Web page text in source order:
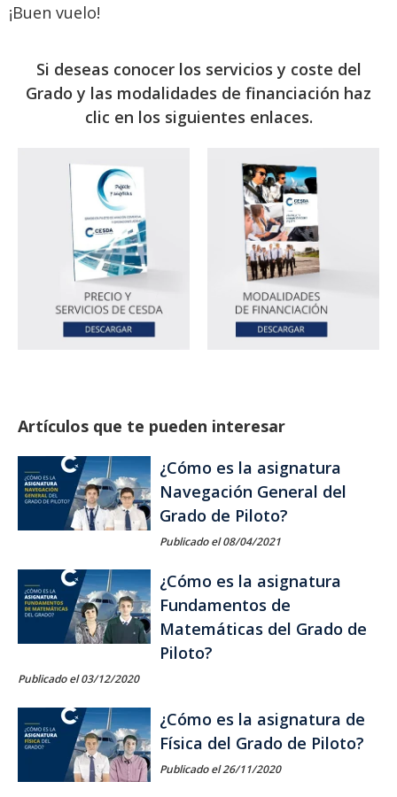
¡Buen vuelo!
Si deseas conocer los servicios y coste del
Grado y las modalidades de financiación haz
clic en los siguientes enlaces.
Artículos que te pueden interesar
¿Cómo es la asignatura
Navegación General del
Grado de Piloto?
Publicado el 08/04/2021
¿Cómo es la asignatura
Fundamentos de
Matemáticas del Grado de
Piloto?
Publicado el 03/12/2020
¿Cómo es la asignatura de
Física del Grado de Piloto?
Publicado el 26/11/2020